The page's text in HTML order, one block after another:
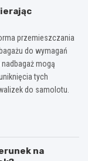
przemieszczania
do wymagań
mogą
tych
do samolotu.
na